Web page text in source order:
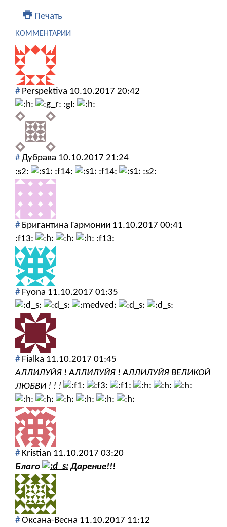
Печать
КОММЕНТАРИИ
# Perspektiva 10.10.2017 20:42
:gl:
# Дубрава 10.10.2017 21:24
:s2:
:f14: :f14: :s2:
# Бригантина Гармонии 11.10.2017 00:41
:f13:
:f13:
# Fyona 11.10.2017 01:35
# Fialka 11.10.2017 01:45
АЛЛИЛУЙЯ ! АЛЛИЛУЙЯ ! АЛЛИЛУЙЯ ВЕЛИКОЙ
ЛЮБВИ ! ! !
# Kristian 11.10.2017 03:20
Благо
Дарение!!!
# Оксана-Весна 11.10.2017 11:12